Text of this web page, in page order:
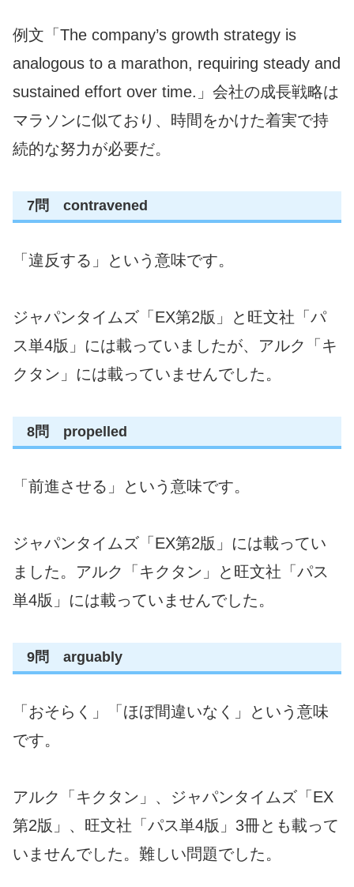
例文「The company’s growth strategy is
analogous to a marathon, requiring steady and
sustained effort over time.」会社の成長戦略は
マラソンに似ており、時間をかけた着実で持
続的な努力が必要だ。
7問 contravened
「違反する」という意味です。
ジャパンタイムズ「EX第2版」と旺文社「パ
ス単4版」には載っていましたが、アルク「キ
クタン」には載っていませんでした。
8問 propelled
「前進させる」という意味です。
ジャパンタイムズ「EX第2版」には載ってい
ました。アルク「キクタン」と旺文社「パス
単4版」には載っていませんでした。
9問 arguably
「おそらく」「ほぼ間違いなく」という意味
です。
アルク「キクタン」、ジャパンタイムズ「EX
第2版」、旺文社「パス単4版」3冊とも載って
いませんでした。難しい問題でした。